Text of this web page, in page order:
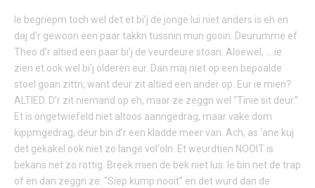
Ie begriepm toch wel det et bi’j de jonge lui niet anders is eh en
daj d’r gewoon een paar takkn tussnin mun gooin. Deurumme ef
Theo d’r altied een paar bi’j de veurdeure stoan. Aloewel, ….ie
zien et ook wel bi’j olderen eur. Dan maj niet op een bepoalde
stoel goan zittn, want deur zit altied een ander op. Eur ie mien?
ALTIED. D’r zit niemand op eh, maar ze zeggn wel “Tinie sit deur.”
Et is ongetwiefeld niet altoos aanngedrag, maar vake dom
kippmgedrag, deur bin d’r een kladde meer van. Ach, as ‘ane kuj
det gekakel ook niet zo lange vol‘oln. Et weurdtien NOOIT is
bekans net zo rottig. Breek mien de bek niet lus. Ie bin net de trap
of en dan zeggn ze: “Siep kump nooit” en det wurd dan de